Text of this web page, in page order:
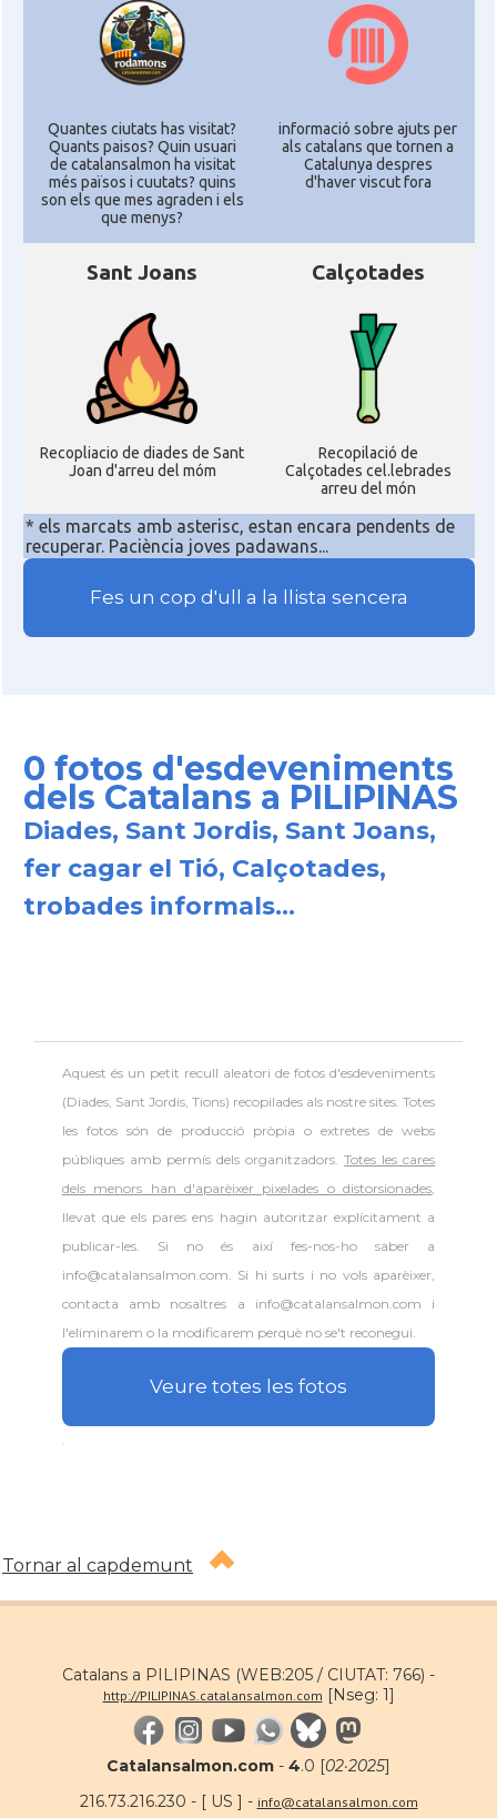
Quantes ciutats has visitat?
Quants paisos? Quin usuari
de catalansalmon ha visitat
més països i cuutats? quins
son els que mes agraden i els
que menys?
informació sobre ajuts per
als catalans que tornen a
Catalunya despres
d'haver viscut fora
Sant Joans
Recopliacio de diades de Sant
Joan d'arreu del móm
Calçotades
Recopilació de
Calçotades cel.lebrades
arreu del món
* els marcats amb asterisc, estan encara pendents de
recuperar. Paciència joves padawans...
Fes un cop d'ull a la llista sencera
0 fotos d'esdeveniments
dels Catalans a PILIPINAS
Diades, Sant Jordis, Sant Joans,
fer cagar el Tió, Calçotades,
trobades informals...
Aquest és un petit recull aleatori defotos d'esdeveniments
(Diades, Sant Jordis, Tions) recopilades als nostre sites. Totes
les fotos són de producció pròpia o extretes de webs
públiques amb permís dels organitzadors.Totes les cares
dels menors han d'aparèixer pixelades o distorsionades,
llevat que els pares ens hagin autoritzar explícitament a
publicar-les. Si no és així fes-nos-ho saber a
info@catalansalmon.com. Si hi surts i no vols aparèixer,
contacta amb nosaltres a info@catalansalmon.com i
l'eliminarem o la modificarem perquè no se't reconegui.
Veure totes les fotos
Tornar al capdemunt
Catalans a PILIPINAS (WEB:205 / CIUTAT: 766) -
http://PILIPINAS.catalansalmon.com [Nseg: 1]
Catalansalmon.com - 4.0 [02·2025]
216.73.216.230 - [ US ] - info@catalansalmon.com